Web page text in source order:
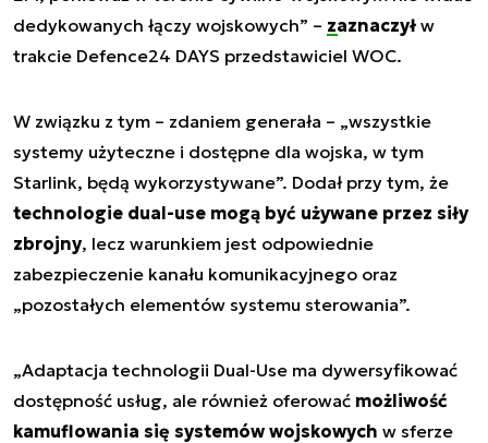
dedykowanych łączy wojskowych” – zaznaczyłw
trakcie Defence24 DAYS przedstawiciel WOC.
W związku z tym – zdaniem generała – „wszystkie
systemy użyteczne i dostępne dla wojska, w tym
Starlink, będą wykorzystywane”. Dodał przy tym, że
technologie dual-use mogą być używane przez siły
zbrojny, lecz warunkiem jest odpowiednie
zabezpieczenie kanału komunikacyjnego oraz
„pozostałych elementów systemu sterowania”.
„Adaptacja technologii Dual-Use ma dywersyfikować
dostępność usług, ale również oferować możliwość
kamuflowania się systemów wojskowych w sferze